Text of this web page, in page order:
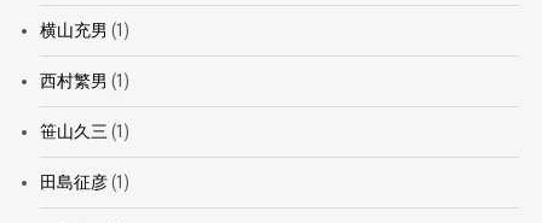
横山充男 (1)
西村繁男 (1)
笹山久三 (1)
田島征彦(1)